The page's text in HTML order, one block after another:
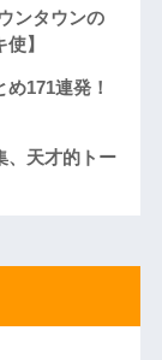
ンタウンの
】
171連発！
、天才的トー